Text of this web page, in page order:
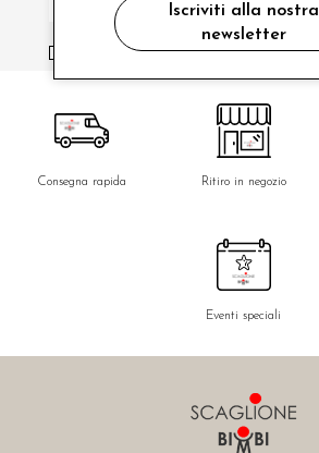
ho letto ed accettato le condizioni sulla privacy.
Consegna rapida Ritiro in negozio
Eventi speciali
Iscriviti alla nostra
newsletter